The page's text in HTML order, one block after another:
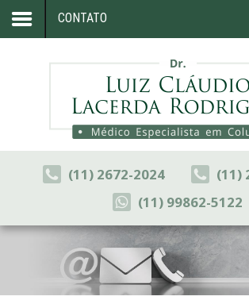
Artigos
Congressos
Consultório
Contato
CONTATO
(11) 2672-2024
(11)
(11) 99862-5122